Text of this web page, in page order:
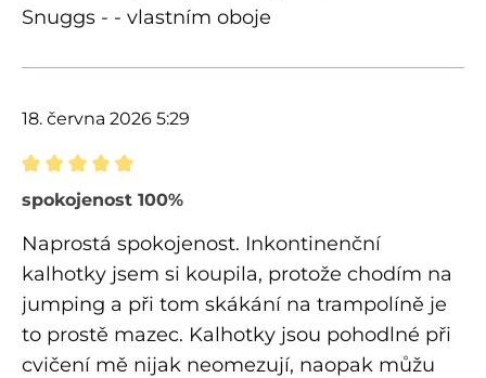
Snuggs - - vlastním oboje
18. června 2026 5:29
Recenze s hodnocením 5 z 5 hvězd
spokojenost 100%
Naprostá spokojenost. Inkontinenční
kalhotky jsem si koupila, protože chodím na
jumping a při tom skákání na trampolíně je
to prostě mazec. Kalhotky jsou pohodlné při
cvičení mě nijak neomezují, naopak můžu